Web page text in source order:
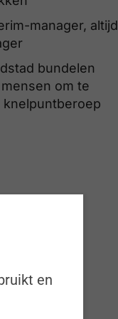
manager, altijd
bundelen
om te
knelpuntberoep
en